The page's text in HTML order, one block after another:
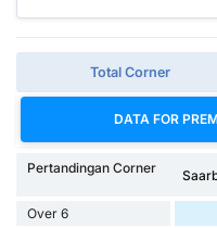
Total Corner
DATA FOR
Pertandingan Corner
Over 6